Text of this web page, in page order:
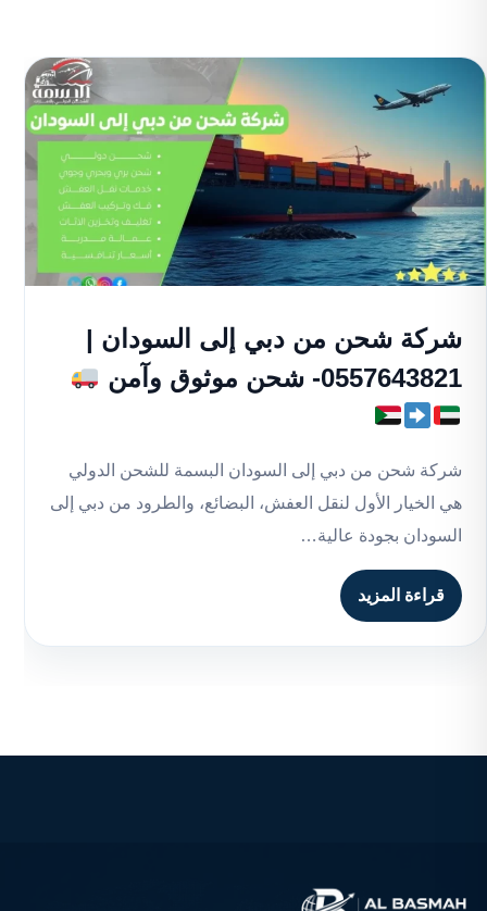
شركة شحن من دبي إلى السودان |
0557643821- شحن موثوق وآمن
شركة شحن من دبي إلى السودان البسمة للشحن الدولي
هي الخيار الأول لنقل العفش، البضائع، والطرود من دبي إلى
السودان بجودة عالية…
قراءة المزيد